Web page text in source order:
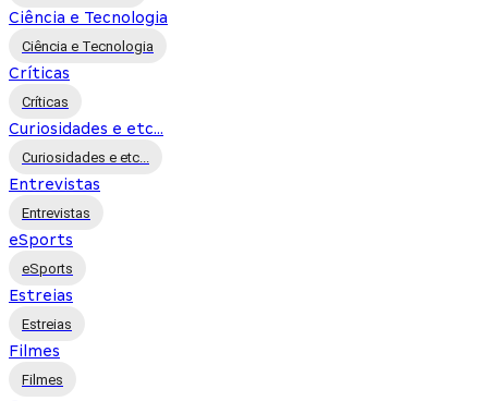
Ciência e Tecnologia
Ciência e Tecnologia
Críticas
Críticas
Curiosidades e etc...
Curiosidades e etc...
Entrevistas
Entrevistas
eSports
eSports
Estreias
Estreias
Filmes
Filmes